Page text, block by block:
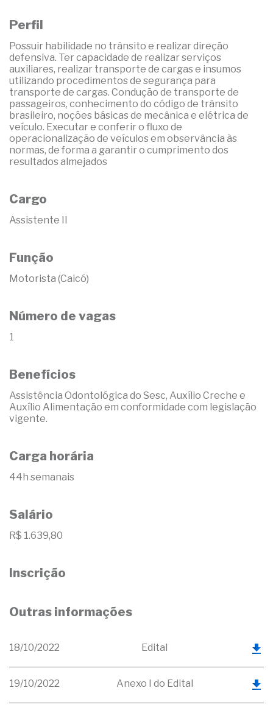
Perfil
Possuir habilidade no trânsito e realizar direção
defensiva. Ter capacidade de realizar serviços
auxiliares, realizar transporte de cargas e insumos
utilizando procedimentos de segurança para
transporte de cargas. Condução de transporte de
passageiros, conhecimento do código de trânsito
brasileiro, noções básicas de mecânica e elétrica de
veículo. Executar e conferir o fluxo de
operacionalização de veículos em observância às
normas, de forma a garantir o cumprimento dos
resultados almejados
Cargo
Assistente II
Função
Motorista (Caicó)
Número de vagas
1
Benefícios
Assistência Odontológica do Sesc, Auxílio Creche e
Auxílio Alimentação em conformidade com legislação
vigente.
Carga horária
44h semanais
Salário
R$ 1.639,80
Inscrição
Outras informações
18/10/2022 Edital
19/10/2022 Anexo I do Edital